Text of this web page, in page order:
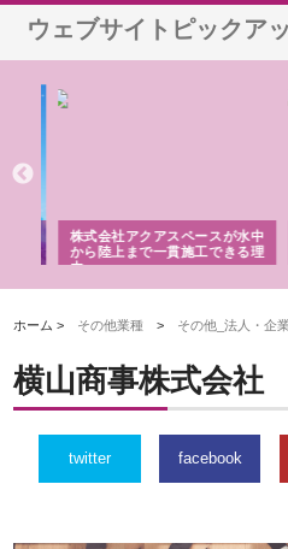
ウェブサイトピックア
株式会社アクアスペースが水中
から陸上まで一貫施工できる理
由
ホーム > その他業種 > その他_法人・企
横山商事株式会社
twitter facebook